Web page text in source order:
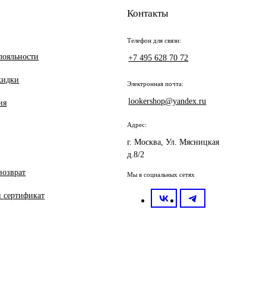
Контакты
Телефон для связи:
+7 495 628 70 72
Электронная почта:
lookershop@yandex.ru
Адрес:
г. Москва, Ул. Мясницкая
д.8/2
Мы в социальных сетях